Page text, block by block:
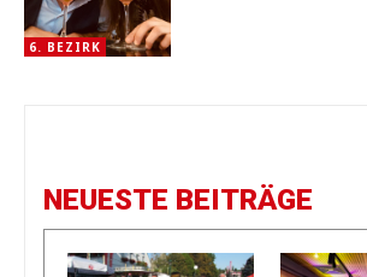
6. BEZIRK
NEUESTE BEITRÄGE